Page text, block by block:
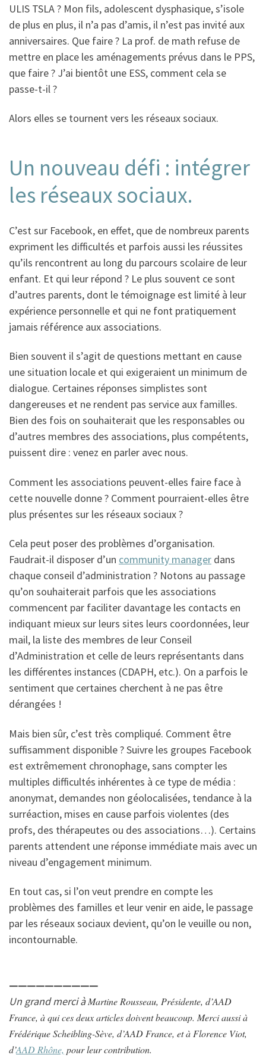
ULIS TSLA ? Mon fils, adolescent dysphasique, s’isole
de plus en plus, il n’a pas d’amis, il n’est pas invité aux
anniversaires. Que faire ? La prof. de math refuse de
mettre en place les aménagements prévus dans le PPS,
que faire ? J’ai bientôt une ESS, comment cela se
passe-t-il ?
Alors elles se tournent vers les réseaux sociaux.
Un nouveau défi : intégrer
les réseaux sociaux.
C’est sur Facebook, en effet, que de nombreux parents
expriment les difficultés et parfois aussi les réussites
qu’ils rencontrent au long du parcours scolaire de leur
enfant. Et qui leur répond ? Le plus souvent ce sont
d’autres parents, dont le témoignage est limité à leur
expérience personnelle et qui ne font pratiquement
jamais référence aux associations.
Bien souvent il s’agit de questions mettant en cause
une situation locale et qui exigeraient un minimum de
dialogue. Certaines réponses simplistes sont
dangereuses et ne rendent pas service aux familles.
Bien des fois on souhaiterait que les responsables ou
d’autres membres des associations, plus compétents,
puissent dire : venez en parler avec nous.
Comment les associations peuvent-elles faire face à
cette nouvelle donne ? Comment pourraient-elles être
plus présentes sur les réseaux sociaux ?
Cela peut poser des problèmes d’organisation.
Faudrait-il disposer d’un community manager dans
chaque conseil d’administration ? Notons au passage
qu’on souhaiterait parfois que les associations
commencent par faciliter davantage les contacts en
indiquant mieux sur leurs sites leurs coordonnées, leur
mail, la liste des membres de leur Conseil
d’Administration et celle de leurs représentants dans
les différentes instances (CDAPH, etc.). On a parfois le
sentiment que certaines cherchent à ne pas être
dérangées !
Mais bien sûr, c’est très compliqué. Comment être
suffisamment disponible ? Suivre les groupes Facebook
est extrêmement chronophage, sans compter les
multiples difficultés inhérentes à ce type de média :
anonymat, demandes non géolocalisées, tendance à la
surréaction, mises en cause parfois violentes (des
profs, des thérapeutes ou des associations…). Certains
parents attendent une réponse immédiate mais avec un
niveau d’engagement minimum.
En tout cas, si l’on veut prendre en compte les
problèmes des familles et leur venir en aide, le passage
par les réseaux sociaux devient, qu’on le veuille ou non,
incontournable.
——————————
Un grand merci àMartine Rousseau, Présidente, d’AAD
France, à qui ces deux articles doivent beaucoup. Merci aussi à
Frédérique Scheibling-Sève, d’AAD France, et à Florence Viot,
d’AAD Rhône, pour leur contribution.